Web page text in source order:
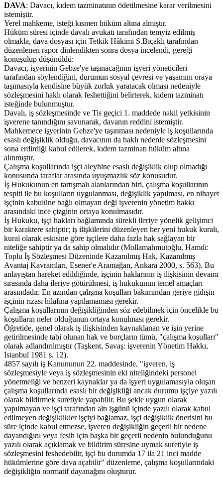
DAVA: Davacı, kıdem tazminatının ödetilmesine karar verilmesini
istemiştir.
Yerel mahkeme, isteği kısmen hüküm altına almıştır.
Hüküm süresi içinde davalı avukatı tarafından temyiz edilmiş
olmakla, dava dosyası için Tetkik Hâkimi S.Bıçaklı tarafından
düzenlenen rapor dinlendikten sonra dosya incelendi, gereği
konuşulup düşünüldü:
Davacı, işyerinin Gebze'ye taşınacağının işyeri yöneticileri
tarafından söylendiğini, durumun sosyal çevresi ve yaşamını oraya
taşımasıyla kendisine büyük zorluk yaratacak olması nedeniyle
sözleşmesini haklı olarak feshettiğini belirterek, kıdem tazminatı
isteğinde bulunmuştur.
Davalı, iş sözleşmesinde ve Tis geçici 1. maddede nakil yetkisinin
işverene tanındığını savunarak, davanın reddini istemiştir.
Mahkemece işyerinin Gebze'ye taşınması nedeniyle iş koşullarında
esaslı değişiklik olduğu, davacının da haklı nedenle sözleşmesini
sona erdirdiği kabul edilerek, kıdem tazminatı hüküm altına
alınmıştır.
Çalışma koşullarında işçi aleyhine esaslı değişiklik olup olmadığı
konusunda taraflar arasında uyuşmazlık söz konusudur.
İş Hukukunun en tartışmalı alanlarından biri, çalışma koşullarının
tespiti ile bu koşulların uygulanması, değişiklik yapılması, en nihayet
işçinin kabulüne bağlı olmayan deği işverenin yönetim hakkı
arasındaki ince çizginin ortaya konulmasıdır.
İş Hukuku, işçi hakları bağlamında sürekli ileriye yönelik gelişimci
bir karaktere sahiptir; iş ilişkilerini düzenleyen her yeni hukuk kuralı,
kural olarak eskisine göre işçilere daha fazla hak sağlayan bir
niteliğe sahiptir ya da sahip olmalıdır (Mollamahmutoğlu, Hamdi:
Toplu İş Sözleşmesi Düzeninde Kazanılmış Hak, Kazanılmış
Avantaj Kavramları, Esener'e Aramağan, Ankara 2000, s. 563). Bu
anlayıştan hareket edildiğinde, işçinin haklarının iş ilişkisinin devamı
sırasında daha ileriye götürülmesi, iş hukukunun temel amaçları
arasındadır. En azından çalışma koşulları bakımından geriye gidişin
işçinin rızası hilafına yapılamaması gerekir.
Çalışma koşullarının değişikliğinden söz edebilmek için öncelikle bu
koşulların neler olduğunun ortaya konulması gerekir.
Öğretide, genel olarak iş ilişkisinden kaynaklanan ve işin yerine
getirilmesinde tabi olunan hak ve borçların tümü, "çalışma koşulları"
olarak adlandırılmıştır (Taşkent, Savaş: işverenin Yönetim Hakkı,
İstanbul 1981 s. 12).
4857 sayılı iş Kanununun 22. maddesinde, "işveren, iş
sözleşmesiyle veya iş sözleşmesinin eki niteliğindeki personel
yönetmeliği ve benzeri kaynaklar ya da işyeri uygulamasıyla oluşan
çalışma koşullarında esaslı bir değişikliği ancak durumu işçiye yazılı
olarak bildirmek suretiyle yapabilir. Bu şekle uygun olarak
yapılmayan ve işçi tarafından altı işgünü içinde yazılı olarak kabul
edilmeyen değişiklikler işçiyi bağlamaz, işçi değişiklik önerisini bu
süre içinde kabul etmezse, işveren değişikliğin geçerli bir nedene
dayandığını veya fesih için başka bir geçerli nedenin bulunduğunu
yazılı olarak açıklamak ve bildirim süresine uymak suretiyle iş
sözleşmesini feshedebilir, işçi bu durumda 17 ila 21 inci madde
hükümlerine göre dava açabilir" düzenleme, çalışma koşullarındaki
değişikliğin normatif dayanağını oluşturur.